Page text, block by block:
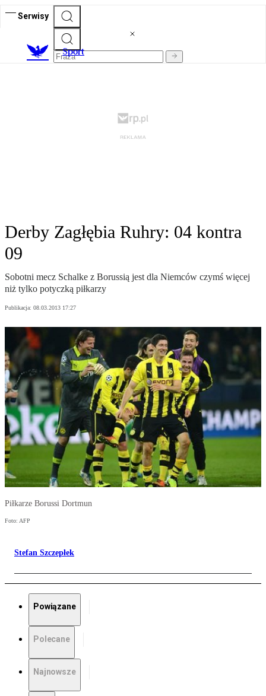
Serwisy
Sport
Derby Zagłębia Ruhry: 04 kontra
09
Sobotni mecz Schalke z Borussią jest dla Niemców czymś więcej
niż tylko potyczką piłkarzy
Publikacja: 08.03.2013 17:27
Piłkarze Borussi Dortmun
Foto: AFP
Stefan Szczepłek
Powiązane
Polecane
Najnowsze